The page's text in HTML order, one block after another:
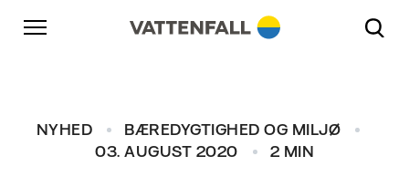
Skift til indhold
Gå til hovednavigation
Gå til sidefod
NYHED
BÆREDYGTIGHED OG MILJØ
03. AUGUST 2020
2 MIN
Gå til hovednavigation